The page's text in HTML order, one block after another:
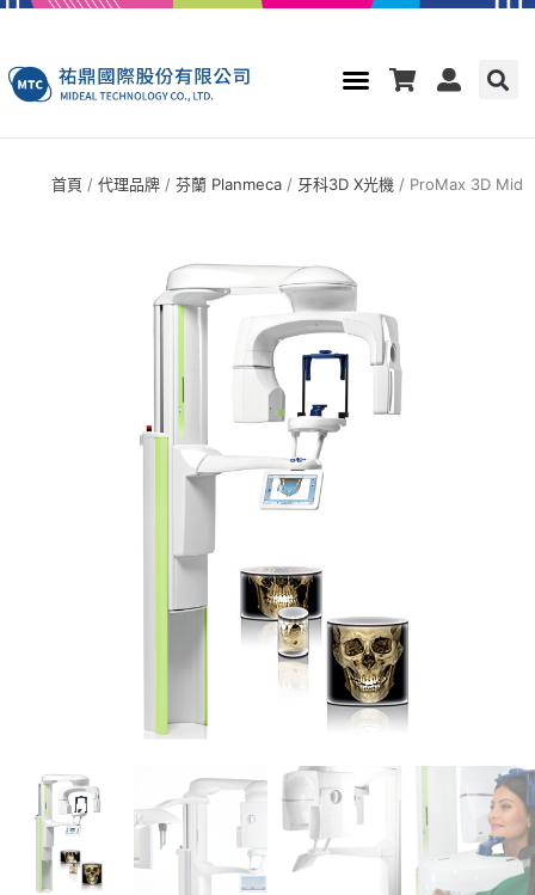
首頁 / 代理品牌 / 芬蘭 Planmeca / 牙科3D X光機 / ProMax 3D Mid